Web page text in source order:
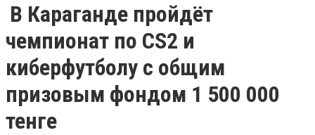
В Караганде пройдёт
чемпионат по CS2 и
киберфутболу с общим
призовым фондом 1 500 000
тенге